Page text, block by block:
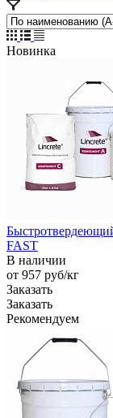
Новинка
FAST
В наличии
от 957 руб/кг
Заказать
Заказать
Рекомендуем